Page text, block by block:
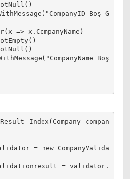
Boş G
Boş
new CompanyValida
= validator.